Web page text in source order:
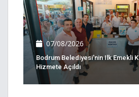
07/08/2026
Bodrum Belediyesi'nin Ilk Emekli
Hizmete Açıldı